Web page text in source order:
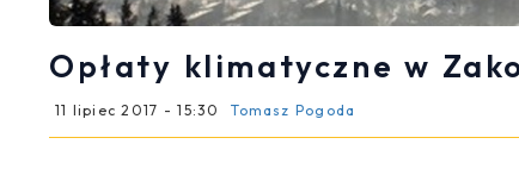
Opłaty klimatyczne w
11 lipiec 2017 - 15:30 Tomasz Pogoda